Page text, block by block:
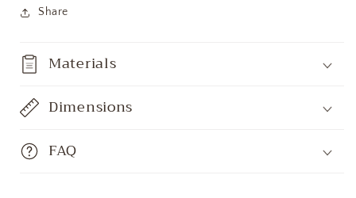
Share
Materials
Dimensions
FAQ